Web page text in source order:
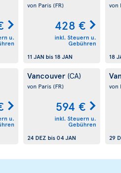
u.
von Paris (FR)
428 €
inkl. Steuern u.
Gebühren
11 JANbis 18 JAN
von
18
u.
Vancouver (CA)
von Paris (FR)
594 €
inkl. Steuern u.
Gebühren
24 DEZ bis04 JAN
von
29